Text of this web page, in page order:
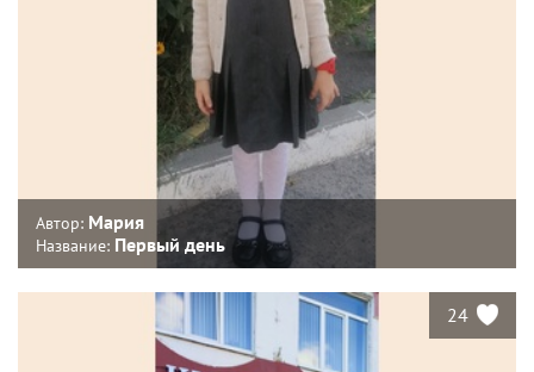
Автор: Мария
Название: Первый день
24